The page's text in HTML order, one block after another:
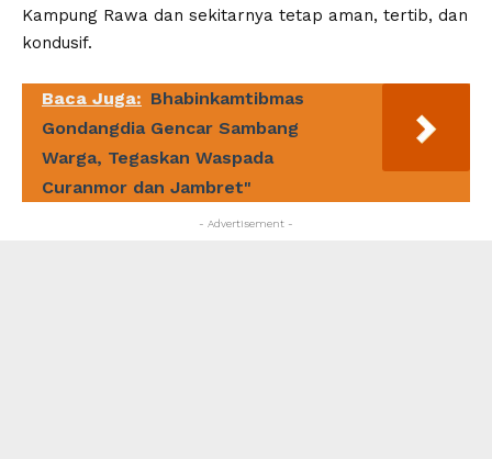
Kampung Rawa dan sekitarnya tetap aman, tertib, dan
kondusif.
Baca Juga: Bhabinkamtibmas
Gondangdia Gencar Sambang
Warga, Tegaskan Waspada
Curanmor dan Jambret"
- Advertisement -